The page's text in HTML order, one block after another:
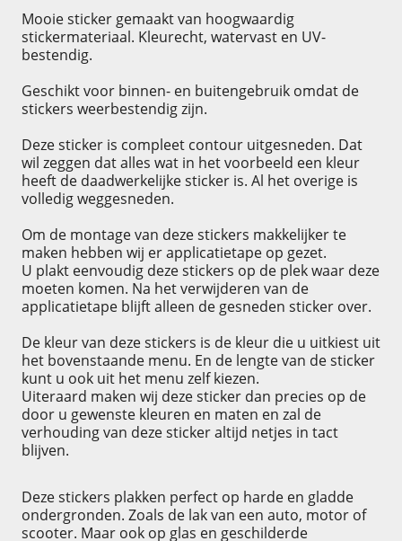
Mooie sticker gemaakt van hoogwaardig
stickermateriaal. Kleurecht, watervast en UV-
bestendig.
Geschikt voor binnen- en buitengebruik omdat de
stickers weerbestendig zijn.
Deze sticker is compleet contour uitgesneden. Dat
wil zeggen dat alles wat in het voorbeeld een kleur
heeft de daadwerkelijke sticker is. Al het overige is
volledig weggesneden.
Om de montage van deze stickers makkelijker te
maken hebben wij er applicatietape op gezet.
U plakt eenvoudig deze stickers op de plek waar deze
moeten komen. Na het verwijderen van de
applicatietape blijft alleen de gesneden sticker over.
De kleur van deze stickers is de kleur die u uitkiest uit
het bovenstaande menu. En de lengte van de sticker
kunt u ook uit het menu zelf kiezen.
Uiteraard maken wij deze sticker dan precies op de
door u gewenste kleuren en maten en zal de
verhouding van deze sticker altijd netjes in tact
blijven.
Deze stickers plakken perfect op harde en gladde
ondergronden. Zoals de lak van een auto, motor of
scooter. Maar ook op glas en geschilderde